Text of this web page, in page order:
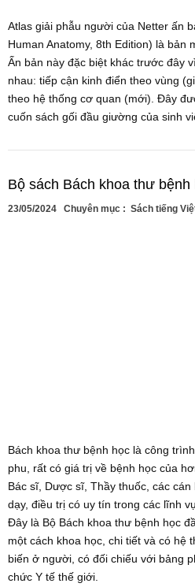
Atlas giải phẫu người của Netter ấn
Human Anatomy, 8th Edition) là bản
Ấn bản này đặc biệt khác trước đây
nhau: tiếp cận kinh điển theo vùng
theo hệ thống cơ quan (mới). Đây
cuốn sách gối đầu giường của sinh
Bộ sách Bách khoa thư bệnh
23/05/2024 Chuyên mục : Sách tiếng
Bách khoa thư bệnh học là công
phu, rất có giá trị về bệnh học của
Bác sĩ, Dược sĩ, Thầy thuốc, các
dạy, điều trị có uy tín trong các lĩnh
Đây là Bộ Bách khoa thư bệnh học
một cách khoa học, chi tiết và có hệ
biến ở người, có đối chiếu với bảng
chức Y tế thế giới.